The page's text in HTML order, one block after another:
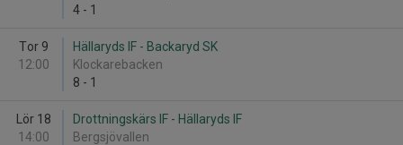
4 - 1
Tor 9
12:00
Hällaryds IF - Backaryd SK
Klockarebacken
8 - 1
Lör 18
14:00
Drottningskärs IF - Hällaryds IF
Bergsjövallen